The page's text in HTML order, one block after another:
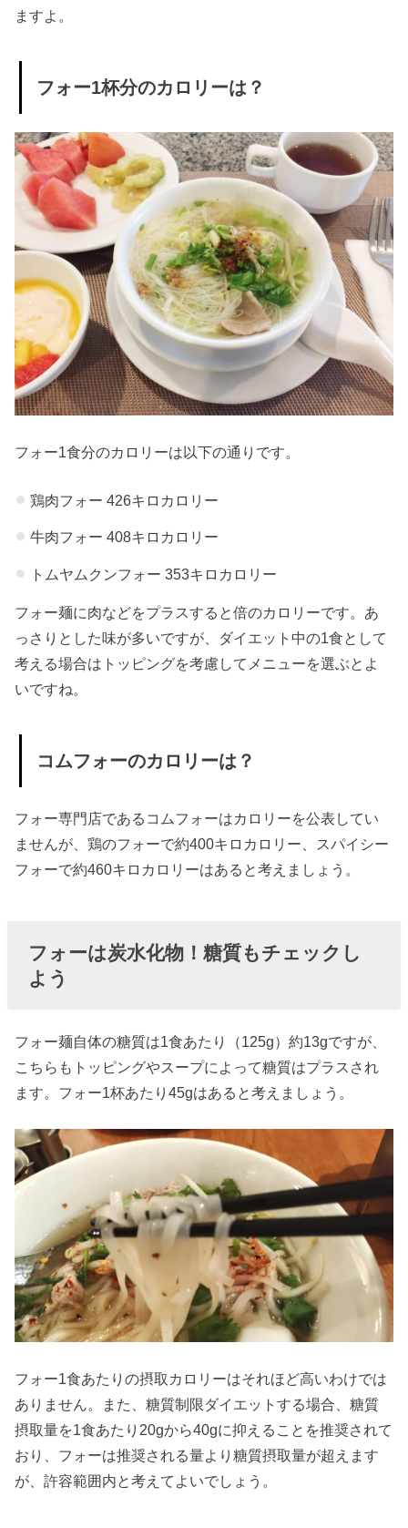
低くダイエッ
ますよ。
フォー1杯分のカロリーは？
フォー1食分のカロリーは以下の通りです。
鶏肉フォー 426キロカロリー
牛肉フォー 408キロカロリー
トムヤムクンフォー 353キロカロリー
フォー麺に肉などをプラスすると倍のカロリーです。あ
っさりとした味が多いですが、ダイエット中の1食として
考える場合はトッピングを考慮してメニューを選ぶとよ
いですね。
コムフォーのカロリーは？
フォー専門店であるコムフォーはカロリーを公表してい
ませんが、鶏のフォーで約400キロカロリー、スパイシー
フォーで約460キロカロリーはあると考えましょう。
フォーは炭水化物！糖質もチェックし
よう
フォー麺自体の糖質は1食あたり（125g）約13gですが、
こちらもトッピングやスープによって糖質はプラスされ
ます。フォー1杯あたり45gはあると考えましょう。
フォー1食あたりの摂取カロリーはそれほど高いわけでは
ありません。また、糖質制限ダイエットする場合、糖質
摂取量を1食あたり20gから40gに抑えることを推奨されて
おり、フォーは推奨される量より糖質摂取量が超えます
が、許容範囲内と考えてよいでしょう。